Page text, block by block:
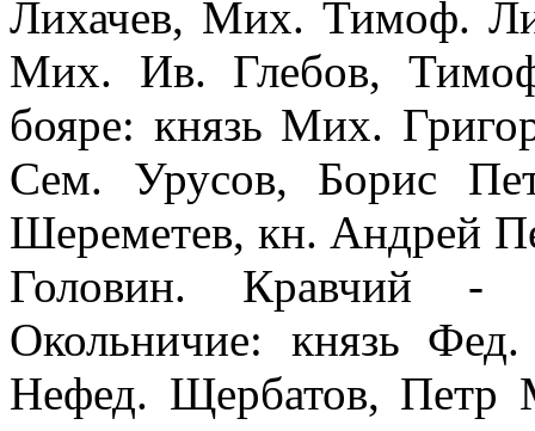
Лихачев, Мих. Тимоф.
Мих. Ив. Глебов,
бояре: князь Мих.
Сем. Урусов, Борис
Шереметев, кн. Андрей
Головин. Кравчий -
Окольничие: князь
Нефед. Щербатов, Петр